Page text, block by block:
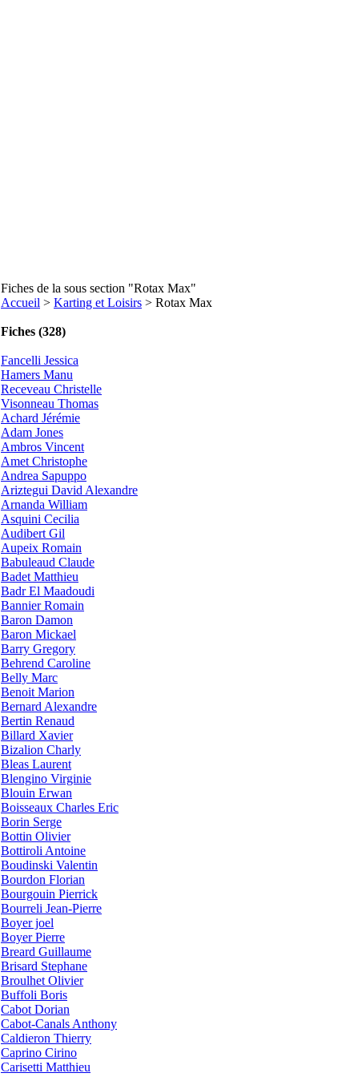
Fiches de la sous section "Rotax Max"
Accueil > Karting et Loisirs > Rotax Max
Fiches (328)
Fancelli Jessica
Hamers Manu
Receveau Christelle
Visonneau Thomas
Achard Jérémie
Adam Jones
Ambros Vincent
Amet Christophe
Andrea Sapuppo
Ariztegui David Alexandre
Arnanda William
Asquini Cecilia
Audibert Gil
Aupeix Romain
Babuleaud Claude
Badet Matthieu
Badr El Maadoudi
Bannier Romain
Baron Damon
Baron Mickael
Barry Gregory
Behrend Caroline
Belly Marc
Benoit Marion
Bernard Alexandre
Bertin Renaud
Billard Xavier
Bizalion Charly
Bleas Laurent
Blengino Virginie
Blouin Erwan
Boisseaux Charles Eric
Borin Serge
Bottin Olivier
Bottiroli Antoine
Boudinski Valentin
Bourdon Florian
Bourgouin Pierrick
Bourreli Jean-Pierre
Boyer joel
Boyer Pierre
Breard Guillaume
Brisard Stephane
Broulhet Olivier
Buffoli Boris
Cabot Dorian
Cabot-Canals Anthony
Caldieron Thierry
Caprino Cirino
Carisetti Matthieu